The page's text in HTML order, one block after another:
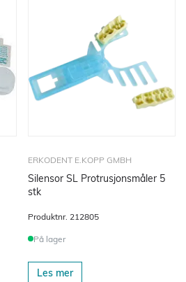
ERKODENT E.KOPP GMBH
Silensor SL Protrusjonsmåler 5
stk
Produktnr. 212805
På lager
Les mer